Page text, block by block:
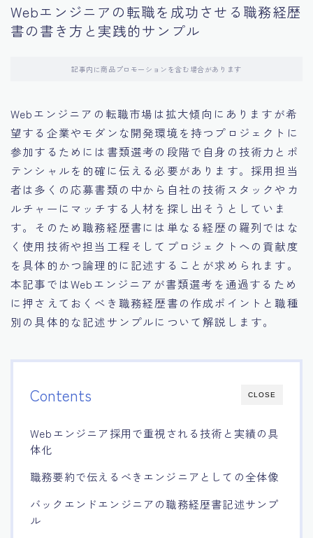
11.キャリアアップを目指す人の応募書類
14.デジタル化やAIの進化がもたらす影響
Webエンジニアの転職を成功させる職務経歴
書の書き方と実践的サンプル
記事内に商品プロモーションを含む場合があります
Webエンジニアの転職市場は拡大傾向にありますが希
望する企業やモダンな開発環境を持つプロジェクトに
参加するためには書類選考の段階で自身の技術力とポ
テンシャルを的確に伝える必要があります。採用担当
者は多くの応募書類の中から自社の技術スタックやカ
ルチャーにマッチする人材を探し出そうとしていま
す。そのため職務経歴書には単なる経歴の羅列ではな
く使用技術や担当工程そしてプロジェクトへの貢献度
を具体的かつ論理的に記述することが求められます。
本記事ではWebエンジニアが書類選考を通過するため
に押さえておくべき職務経歴書の作成ポイントと職種
別の具体的な記述サンプルについて解説します。
CLOSE
Contents
Webエンジニア採用で重視される技術と実績の具
体化
職務要約で伝えるべきエンジニアとしての全体像
バックエンドエンジニアの職務経歴書記述サンプ
ル